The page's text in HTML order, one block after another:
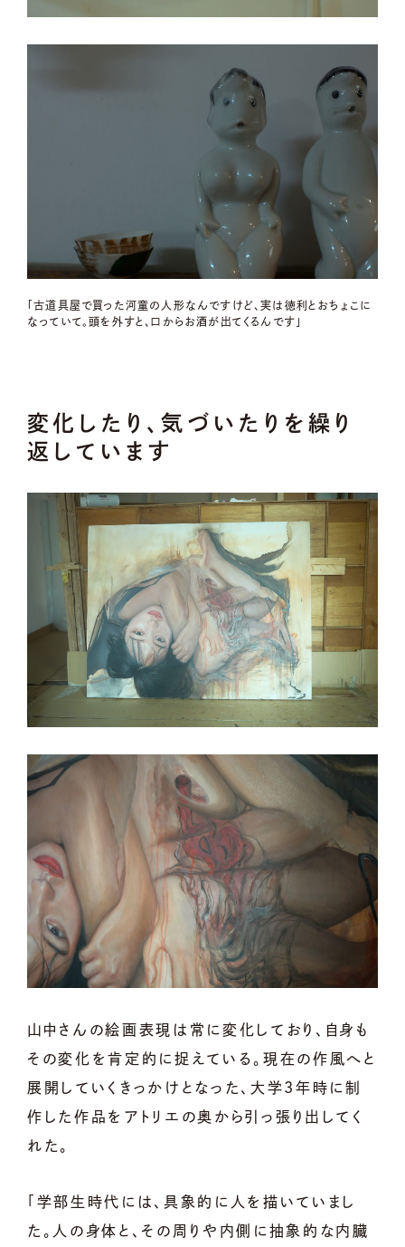
「古道具屋で買った河童の人形なんですけど、実は徳利とおちょこに
なっていて。頭を外すと、口からお酒が出てくるんです」
変化したり、気づいたりを繰り
返しています
山中さんの絵画表現は常に変化しており、自身も
その変化を肯定的に捉えている。現在の作風へと
展開していくきっかけとなった、大学3年時に制
作した作品をアトリエの奥から引っ張り出してく
れた。
「学部生時代には、具象的に人を描いていまし
た。人の身体と、その周りや内側に抽象的な内臓